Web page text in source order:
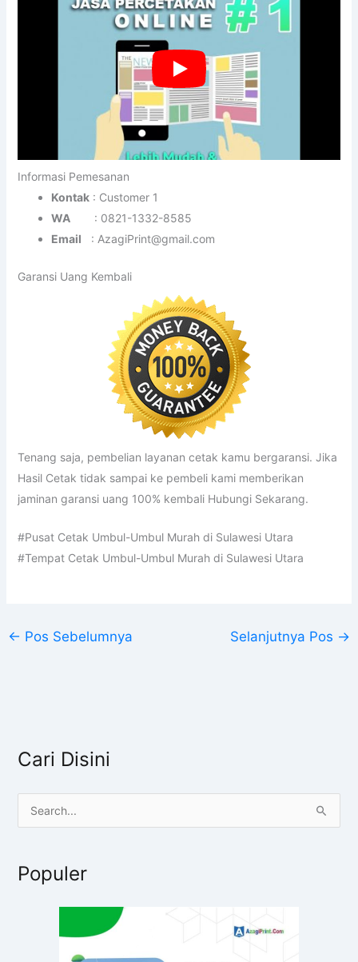
Informasi Pemesanan
Kontak: Customer 1
WA
: 0821-1332-8585
Email : AzagiPrint@gmail.com
Garansi Uang Kembali
Tenang saja, pembelian layanan cetak kamu bergaransi. Jika
Hasil Cetak tidak sampai ke pembeli kami memberikan
jaminan garansi uang 100% kembali Hubungi Sekarang.
#Pusat Cetak Umbul-Umbul Murah di Sulawesi Utara
#Tempat Cetak Umbul-Umbul Murah di Sulawesi Utara
← Pos Sebelumnya Selanjutnya Pos →
Cari Disini
Populer